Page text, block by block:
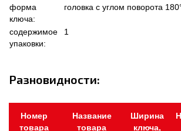
форма
ключа:
головка с углом поворота
содержимое
упаковки:
1
Разновидности:
Номер
товара
Название
товара
Ширина
ключа,